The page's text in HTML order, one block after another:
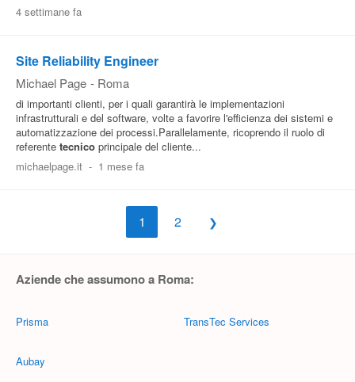
4 settimane fa
Site Reliability Engineer
Michael Page - Roma
di importanti clienti, per i quali garantirà le implementazioni
infrastrutturali e del software, volte a favorire l'efficienza dei sistemi e
automatizzazione dei processi.Parallelamente, ricoprendo il ruolo di
referente tecnico principale del cliente...
michaelpage.it - 1 mese fa
1 2
Aziende che assumono a Roma:
Prisma
Aubay
TransTec Services